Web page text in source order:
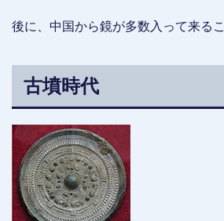
後に、中国から鏡が多数入って来る
古墳時代